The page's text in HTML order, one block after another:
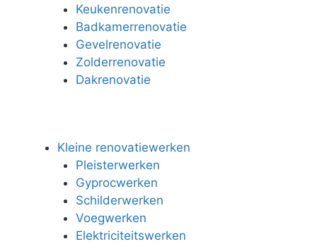
Keukenrenovatie
Badkamerrenovatie
Gevelrenovatie
Zolderrenovatie
Dakrenovatie
Kleine renovatiewerken
Pleisterwerken
Gyprocwerken
Schilderwerken
Voegwerken
Elektriciteitswerken